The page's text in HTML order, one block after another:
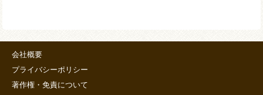
会社概要
プライバシーポリシー
著作権・免責について